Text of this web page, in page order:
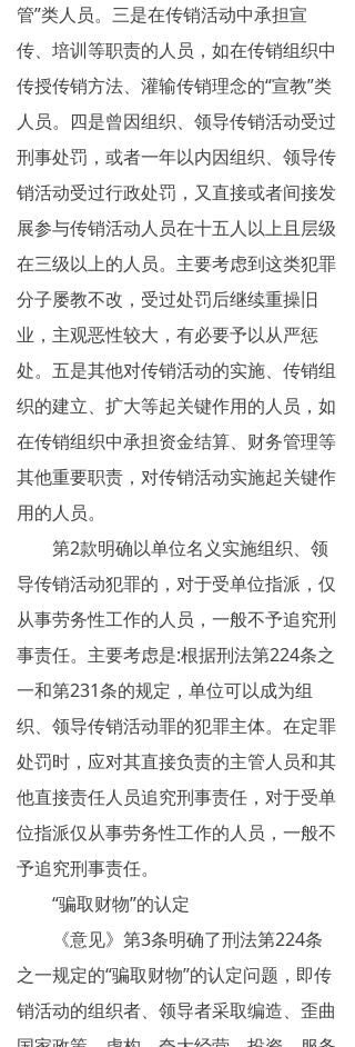
管”类人员。三是在传销活动中承担宣
传、培训等职责的人员，如在传销组织中
传授传销方法、灌输传销理念的“宣教”类
人员。四是曾因组织、领导传销活动受过
刑事处罚，或者一年以内因组织、领导传
销活动受过行政处罚，又直接或者间接发
展参与传销活动人员在十五人以上且层级
在三级以上的人员。主要考虑到这类犯罪
分子屡教不改，受过处罚后继续重操旧
业，主观恶性较大，有必要予以从严惩
处。五是其他对传销活动的实施、传销组
织的建立、扩大等起关键作用的人员，如
在传销组织中承担资金结算、财务管理等
其他重要职责，对传销活动实施起关键作
用的人员。
第2款明确以单位名义实施组织、领
导传销活动犯罪的，对于受单位指派，仅
从事劳务性工作的人员，一般不予追究刑
事责任。主要考虑是:根据刑法第224条之
一和第231条的规定，单位可以成为组
织、领导传销活动罪的犯罪主体。在定罪
处罚时，应对其直接负责的主管人员和其
他直接责任人员追究刑事责任，对于受单
位指派仅从事劳务性工作的人员，一般不
予追究刑事责任。
“骗取财物”的认定
《意见》第3条明确了刑法第224条
之一规定的“骗取财物”的认定问题，即传
销活动的组织者、领导者采取编造、歪曲